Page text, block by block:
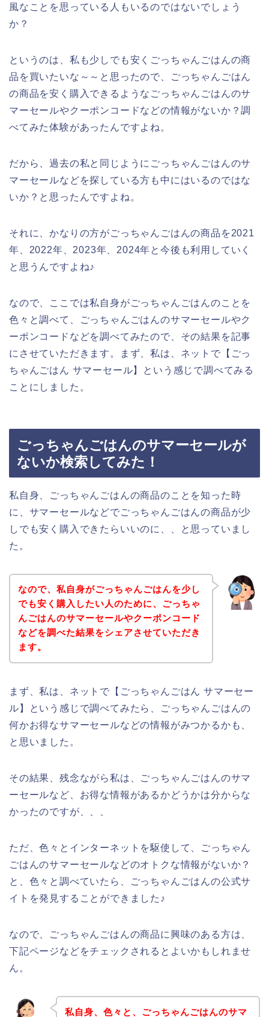
風なことを思っている人もいるのではないでしょう
か？
というのは、私も少しでも安くごっちゃんごはんの商
品を買いたいな～～と思ったので、ごっちゃんごはん
の商品を安く購入できるようなごっちゃんごはんのサ
マーセールやクーポンコードなどの情報がないか？調
べてみた体験があったんですよね。
だから、過去の私と同じようにごっちゃんごはんのサ
マーセールなどを探している方も中にはいるのではな
いか？と思ったんですよね。
それに、かなりの方がごっちゃんごはんの商品を2021
年、2022年、2023年、2024年と今後も利用していく
と思うんですよね♪
なので、ここでは私自身がごっちゃんごはんのことを
色々と調べて、ごっちゃんごはんのサマーセールやク
ーポンコードなどを調べてみたので、その結果を記事
にさせていただきます。まず、私は、ネットで【ごっ
ちゃんごはん サマーセール】という感じで調べてみる
ことにしました。
ごっちゃんごはんのサマーセールが
ないか検索してみた！
私自身、ごっちゃんごはんの商品のことを知った時
に、サマーセールなどでごっちゃんごはんの商品が少
しでも安く購入できたらいいのに、、と思っていまし
た。
なので、私自身がごっちゃんごはんを少し
でも安く購入したい人のために、ごっちゃ
んごはんのサマーセールやクーポンコード
などを調べた結果をシェアさせていただき
ます。
まず、私は、ネットで【ごっちゃんごはん サマーセー
ル】という感じで調べてみたら、ごっちゃんごはんの
何かお得なサマーセールなどの情報がみつかるかも、
と思いました。
その結果、残念ながら私は、ごっちゃんごはんのサマ
ーセールなど、お得な情報があるかどうかは分からな
かったのですが、、、
ただ、色々とインターネットを駆使して、ごっちゃん
ごはんのサマーセールなどのオトクな情報がないか？
と、色々と調べていたら、ごっちゃんごはんの公式サ
イトを発見することができました♪
なので、ごっちゃんごはんの商品に興味のある方は、
下記ページなどをチェックされるとよいかもしれませ
ん。
私自身、色々と、ごっちゃんごはんのサマ